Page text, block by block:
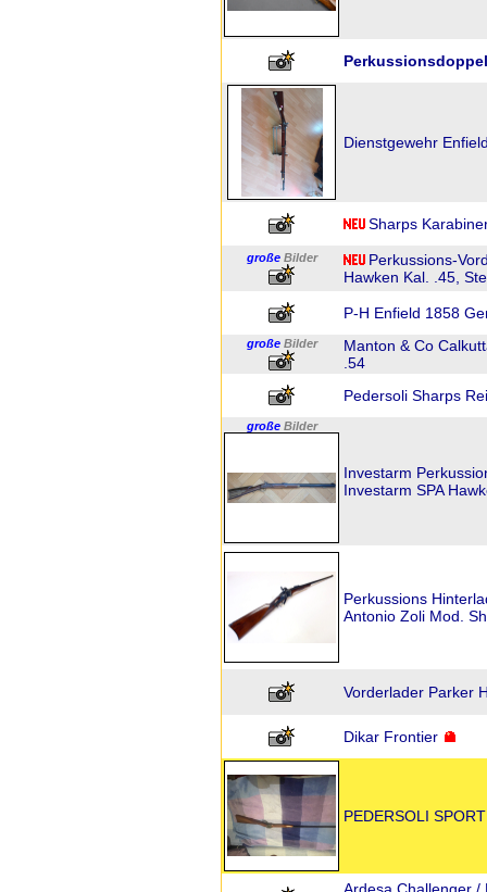
Dienstgewehr
Sharps
große Bilder
Perkussions-
Hawken Kal. .45,
P-H Enfield 1858
große Bilder
Manton & Co
.54
Pedersoli Sharps
große Bilder
Investarm
Investarm SPA
Perkussions
Antonio Zoli Mod.
Vorderlader Parker
Dikar Frontier
PEDERSOLI